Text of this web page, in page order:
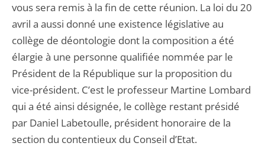
vous sera remis à la fin de cette réunion. La loi du 20
avril a aussi donné une existence législative au
collège de déontologie dont la composition a été
élargie à une personne qualifiée nommée par le
Président de la République sur la proposition du
vice-président. C’est le professeur Martine Lombard
qui a été ainsi désignée, le collège restant présidé
par Daniel Labetoulle, président honoraire de la
section du contentieux du Conseil d’Etat.